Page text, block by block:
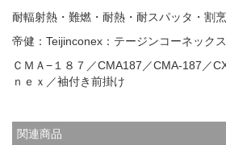
耐輻射熱・難燃・耐熱・耐スパッタ・割
帝健：Teijinconex：テージンコーネックス
ＣＭＡ−１８７／CMA187／CMA-187／
ｎｅｘ／袖付き前掛け
関連商品